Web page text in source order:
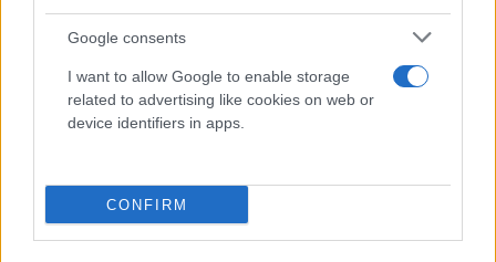
Google consents
I want to allow Google to enable storage
related to advertising like cookies on web or
device identifiers in apps.
CONFIRM